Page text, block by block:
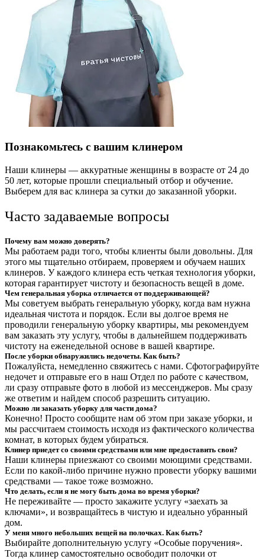
Познакомьтесь с вашим клинером
Наши клинеры — аккуратные женщины в возрасте от 24 до
50 лет, которые прошли специальный отбор и обучение.
Выберем для вас клинера за сутки до заказанной уборки.
Часто задаваемые вопросы
Почему вам можно доверять?
Мы работаем ради того, чтобы клиенты были довольны. Для
этого мы тщательно отбираем, проверяем и обучаем наших
клинеров. У каждого клинера есть четкая технология уборки,
которая гарантирует чистоту и безопасность вещей в доме.
Чем генеральная уборка отличается от поддерживающей?
Мы советуем выбрать генеральную уборку, когда вам нужна
идеальная чистота и порядок. Если вы долгое время не
проводили генеральную уборку квартиры, мы рекомендуем
вам заказать эту услугу, чтобы в дальнейшем поддерживать
чистоту на еженедельной основе в вашей квартире.
После уборки обнаружились недочеты. Как быть?
Пожалуйста, немедленно свяжитесь с нами. Сфотографируйте
недочет и отправьте его в наш Отдел по работе с качеством,
ли сразу отправьте фото в любой из мессенджеров. Мы сразу
же ответим и найдем способ разрешить ситуацию.
Можно ли заказать уборку для части дома?
Конечно! Просто сообщите нам об этом при заказе уборки, и
мы рассчитаем стоимость исходя из фактического количества
комнат, в которых будем убираться.
Клинер приедет со своими средствами или мне предоставить свои?
Наши клинеры приезжают со своими моющими средствами.
Если по какой-либо причине нужно провести уборку вашими
средствами — такое тоже возможно.
Что делать, если я не могу быть дома во время уборки?
Не переживайте — просто закажите услугу «заехать за
ключами», и возвращайтесь в чистую и идеально убранный
дом.
У меня много небольших вещей на полочках. Как быть?
Выбирайте дополнительную услугу «Особые поручения».
Тогда клинер самостоятельно освободит полочки от